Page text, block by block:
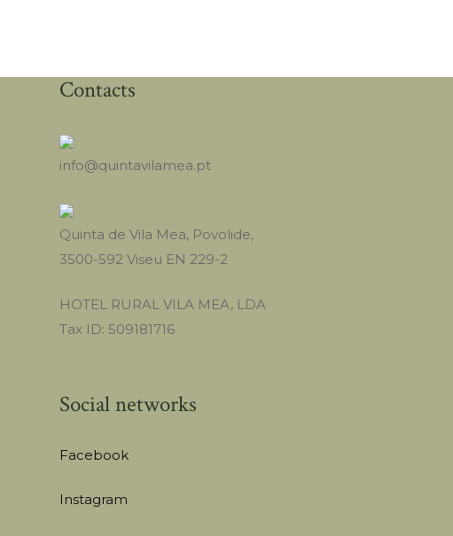
Contacts
info@quintavilamea.pt
Quinta de Vila Mea, Povolide,
3500-592 Viseu EN 229-2
HOTEL RURAL VILA MEA, LDA
Tax ID: 509181716
Social networks
Facebook
Instagram